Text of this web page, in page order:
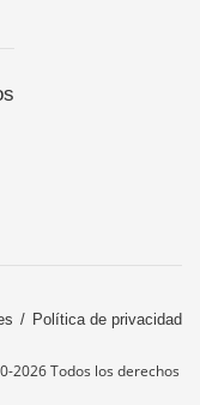
Política de privacidad
Todos los derechos